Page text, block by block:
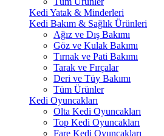
Kedi Yatak & Minderleri
Kedi Bakım & Sağlık Ürünleri
Ağız ve Dış Bakımı
Göz ve Kulak Bakımı
Tırnak ve Pati Bakımı
Tarak ve Fırçalar
Deri ve Tüy Bakımı
Tüm Ürünler
Kedi Oyuncakları
Olta Kedi Oyuncakları
Top Kedi Oyuncakları
Fare Kedi Oyuncakları